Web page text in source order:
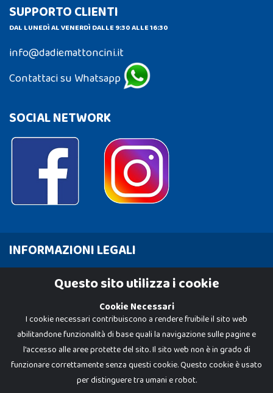
SUPPORTO CLIENTI
DAL LUNEDÌ AL VENERDÌ DALLE 9:30 ALLE 16:30
info@dadiemattoncini.it
Contattaci su Whatsapp
SOCIAL NETWORK
INFORMAZIONI LEGALI
Cookie PolicyQuesto sito utilizza i cookie
Cookie Necessari
I cookie necessari contribuiscono a rendere fruibile il sito web
abilitandone funzionalità di base quali la navigazione sulle pagine e
l'accesso alle aree protette del sito. Il sito web non è in grado di
funzionare correttamente senza questi cookie. Questo cookie è usato
per distinguere tra umani e robot.